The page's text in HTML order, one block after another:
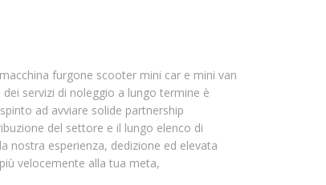
furgone scooter mini car e mini van
servizi di noleggio a lungo termine è
ad avviare solide partnership
del settore e il lungo elenco di
nostra esperienza, dedizione ed elevata
velocemente alla tua meta,